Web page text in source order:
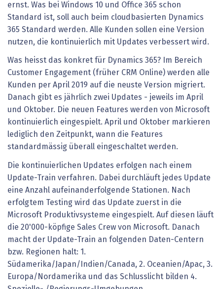
ernst. Was bei Windows 10 und Office 365 schon
Standard ist, soll auch beim cloudbasierten Dynamics
365 Standard werden. Alle Kunden sollen eine Version
nutzen, die kontinuierlich mit Updates verbessert wird.
Was heisst das konkret für Dynamics 365? Im Bereich
Customer Engagement (früher CRM Online) werden alle
Kunden per April 2019 auf die neuste Version migriert.
Danach gibt es jährlich zwei Updates - jeweils im April
und Oktober. Die neuen Features werden von Microsoft
kontinuierlich eingespielt. April und Oktober markieren
lediglich den Zeitpunkt, wann die Features
standardmässig überall eingeschaltet werden.
Die kontinuierlichen Updates erfolgen nach einem
Update-Train verfahren. Dabei durchläuft jedes Update
eine Anzahl aufeinanderfolgende Stationen. Nach
erfolgtem Testing wird das Update zuerst in die
Microsoft Produktivsysteme eingespielt. Auf diesen läuft
die 20'000-köpfige Sales Crew von Microsoft. Danach
macht der Update-Train an folgenden Daten-Centern
bzw. Regionen halt: 1.
Südamerika/Japan/Indien/Canada, 2. Oceanien/Apac, 3.
Europa/Nordamerika und das Schlusslicht bilden 4.